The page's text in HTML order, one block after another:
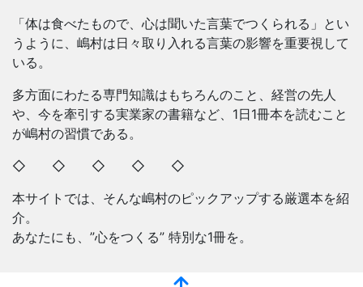
「体は食べたもので、心は聞いた言葉でつくられる」とい
うように、嶋村は日々取り入れる言葉の影響を重要視して
いる。
多方面にわたる専門知識はもちろんのこと、経営の先人
や、今を牽引する実業家の書籍など、1日1冊本を読むこと
が嶋村の習慣である。
◇ ◇ ◇ ◇ ◇
本サイトでは、そんな嶋村のピックアップする厳選本を紹
介。
あなたにも、”心をつくる” 特別な1冊を。